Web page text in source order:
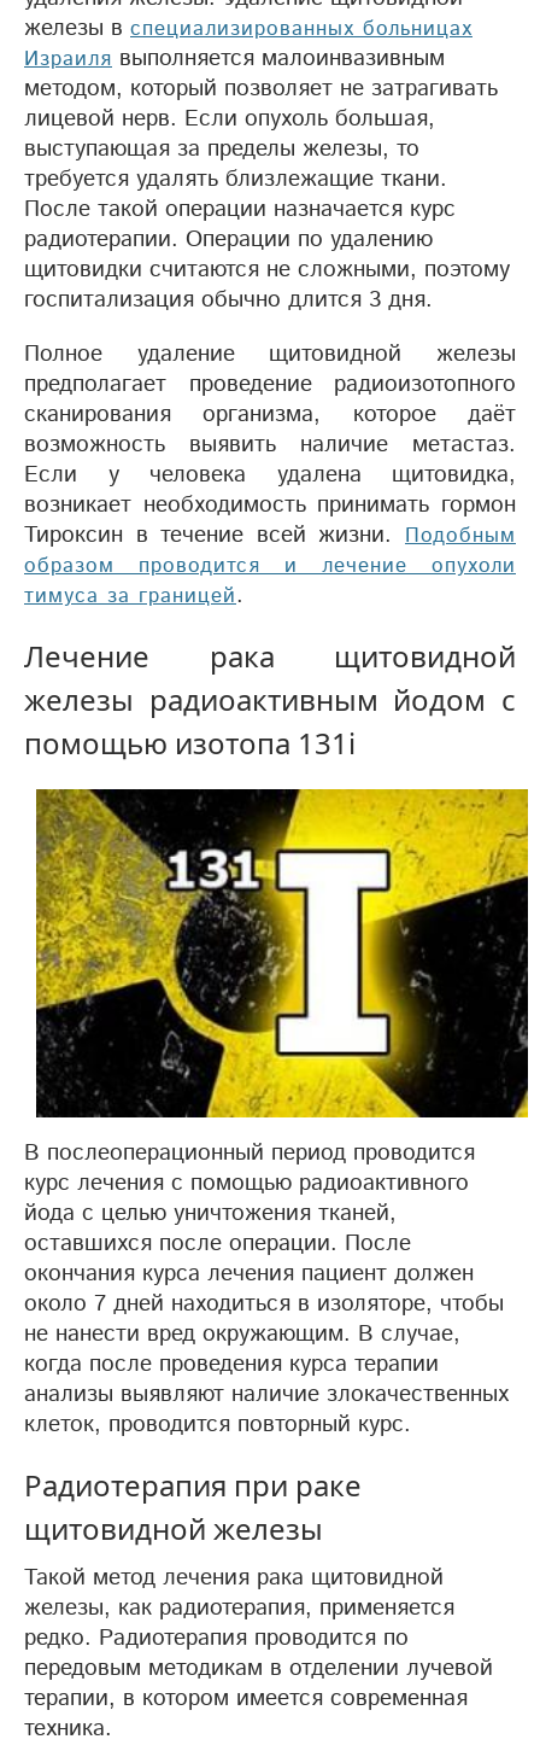
железы в специализированных больницах
Израиля выполняется малоинвазивным
методом, который позволяет не затрагивать
лицевой нерв. Если опухоль большая,
выступающая за пределы железы, то
требуется удалять близлежащие ткани.
После такой операции назначается курс
радиотерапии. Операции по удалению
щитовидки считаются не сложными, поэтому
госпитализация обычно длится 3 дня.
Полное удаление щитовидной железы
предполагает проведение радиоизотопного
сканирования организма, которое даёт
возможность выявить наличие метастаз.
Если у человека удалена щитовидка,
возникает необходимость принимать гормон
Тироксин в течение всей жизни. Подобным
образом проводится и лечение опухоли
тимуса за границей.
Лечение рака щитовидной
железы радиоактивным йодом с
помощью изотопа 131i
В послеоперационный период проводится
курс лечения с помощью радиоактивного
йода с целью уничтожения тканей,
оставшихся после операции. После
окончания курса лечения пациент должен
около 7 дней находиться в изоляторе, чтобы
не нанести вред окружающим. В случае,
когда после проведения курса терапии
анализы выявляют наличие злокачественных
клеток, проводится повторный курс.
Радиотерапия при раке
щитовидной железы
Такой метод лечения рака щитовидной
железы, как радиотерапия, применяется
редко. Радиотерапия проводится по
передовым методикам в отделении лучевой
терапии, в котором имеется современная
техника.